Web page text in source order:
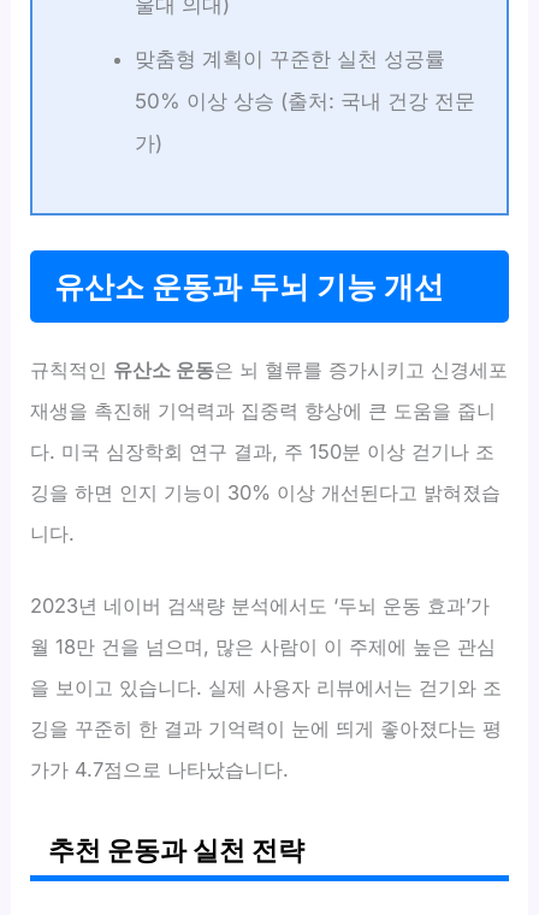
울대 의대)
맞춤형 계획이 꾸준한 실천 성공률
50% 이상 상승 (출처: 국내 건강 전문
가)
유산소 운동과 두뇌 기능 개선
규칙적인 유산소 운동은 뇌 혈류를 증가시키고 신경세포
재생을 촉진해 기억력과 집중력 향상에 큰 도움을 줍니
다. 미국 심장학회 연구 결과, 주 150분 이상 걷기나 조
깅을 하면 인지 기능이 30% 이상 개선된다고 밝혀졌습
니다.
2023년 네이버 검색량 분석에서도 ‘두뇌 운동 효과’가
월 18만 건을 넘으며, 많은 사람이 이 주제에 높은 관심
을 보이고 있습니다. 실제 사용자 리뷰에서는 걷기와 조
깅을 꾸준히 한 결과 기억력이 눈에 띄게 좋아졌다는 평
가가 4.7점으로 나타났습니다.
추천 운동과 실천 전략